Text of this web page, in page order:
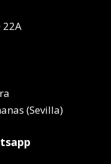
22A
(Sevilla)